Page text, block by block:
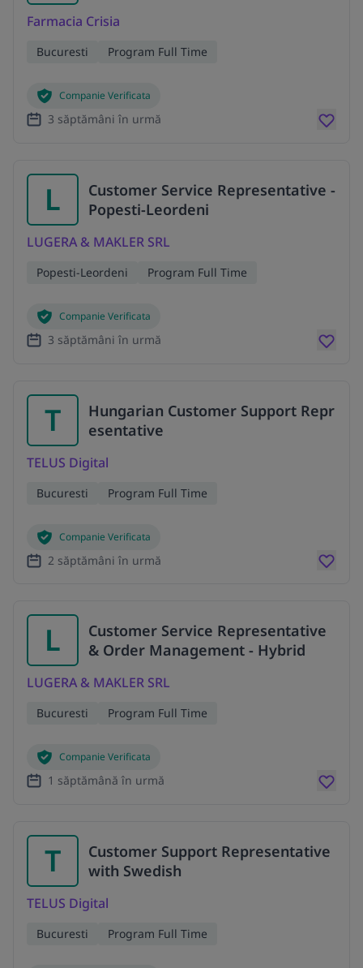
Farmacia Crisia
Bucuresti Program Full Time
Companie Verificata
3 săptămâni în urmă
L
Customer Service Representative -
Popesti-Leordeni
LUGERA & MAKLER SRL
Popesti-Leordeni Program Full Time
Companie Verificata
3 săptămâni în urmă
T
Hungarian Customer Support Repr
esentative
TELUS Digital
Bucuresti Program Full Time
Companie Verificata
2 săptămâni în urmă
L
Customer Service Representative
& Order Management - Hybrid
LUGERA & MAKLER SRL
Bucuresti Program Full Time
Companie Verificata
1 săptămână în urmă
T
Customer Support Representative
with Swedish
TELUS Digital
Bucuresti Program Full Time